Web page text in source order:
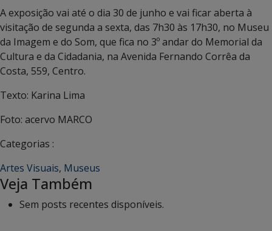
A exposição vai até o dia 30 de junho e vai ficar aberta à
visitação de segunda a sexta, das 7h30 às 17h30, no Museu
da Imagem e do Som, que fica no 3º andar do Memorial da
Cultura e da Cidadania, na Avenida Fernando Corrêa da
Costa, 559, Centro.
Texto: Karina Lima
Foto: acervo MARCO
Categorias :
Artes Visuais, Museus
Veja Também
Sem posts recentes disponíveis.